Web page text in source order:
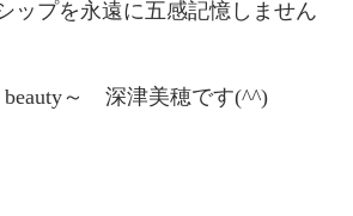
ップを永遠に五感記憶しません
beauty～深津美穂です(^^)